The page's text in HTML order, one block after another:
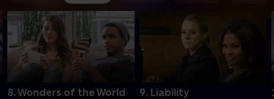
8. Wonders of the World 9. Liability